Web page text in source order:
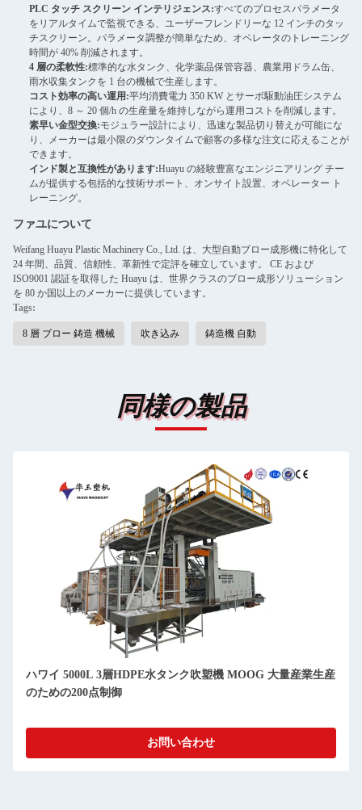
PLC タッチ スクリーン インテリジェンス:すべてのプロセスパラメータ
をリアルタイムで監視できる、ユーザーフレンドリーな 12 インチのタッ
チスクリーン。パラメータ調整が簡単なため、オペレータのトレーニング
時間が 40% 削減されます。
4 層の柔軟性:標準的な水タンク、化学薬品保管容器、農業用ドラム缶、
雨水収集タンクを 1 台の機械で生産します。
コスト効率の高い運用:平均消費電力 350 KW とサーボ駆動油圧システム
により、8 ～ 20 個/h の生産量を維持しながら運用コストを削減します。
素早い金型交換:モジュラー設計により、迅速な製品切り替えが可能にな
り、メーカーは最小限のダウンタイムで顧客の多様な注文に応えることが
できます。
インド製と互換性があります:Huayu の経験豊富なエンジニアリング チー
ムが提供する包括的な技術サポート、オンサイト設置、オペレーター ト
レーニング。
ファユについて
Weifang Huayu Plastic Machinery Co., Ltd. は、大型自動ブロー成形機に特化して
24 年間、品質、信頼性、革新性で定評を確立しています。 CE および
ISO9001 認証を取得した Huayu は、世界クラスのブロー成形ソリューション
を 80 か国以上のメーカーに提供しています。
Tags:
8 層 ブロー 鋳造 機械 吹き込み 鋳造機 自動
同様の製品
ハワイ 5000L 3層HDPE水タンク吹塑機 MOOG 大量産業生産
のための200点制御
お問い合わせ